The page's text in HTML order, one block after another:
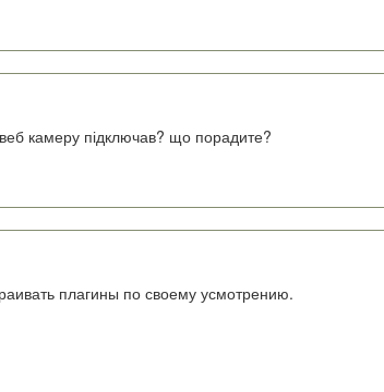
камеру підключав? що порадите?
плагины по своему усмотрению.